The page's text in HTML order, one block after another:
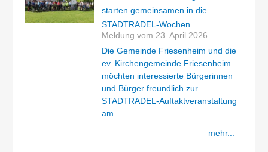
starten gemeinsamen in die
STADTRADEL-Wochen
Meldung vom 23. April 2026
Die Gemeinde Friesenheim und die
ev. Kirchengemeinde Friesenheim
möchten interessierte Bürgerinnen
und Bürger freundlich zur
STADTRADEL-Auftaktveranstaltung
am
mehr...